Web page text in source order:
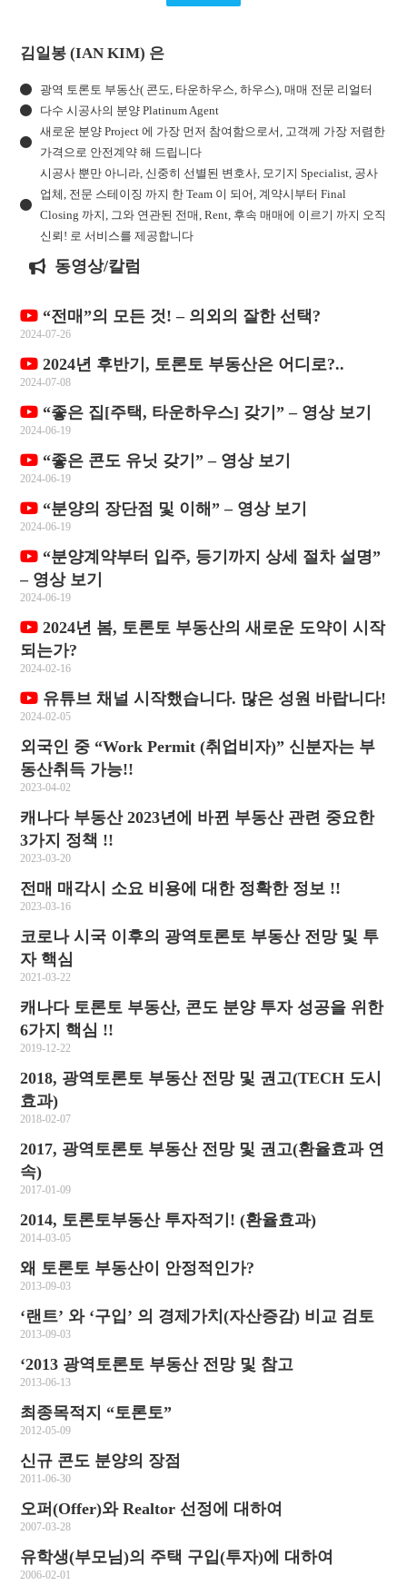
김일봉 (IAN KIM) 은
광역 토론토 부동산( 콘도, 타운하우스, 하우스), 매매 전문 리얼터
다수 시공사의 분양 Platinum Agent
새로운 분양 Project 에 가장 먼저 참여함으로서, 고객께 가장 저렴한
가격으로 안전계약 해 드립니다
시공사 뿐만 아니라, 신중히 선별된 변호사, 모기지 Specialist, 공사
업체, 전문 스테이징 까지 한 Team 이 되어, 계약시부터 Final
Closing 까지, 그와 연관된 전매, Rent, 후속 매매에 이르기 까지 오직
신뢰! 로 서비스를 제공합니다
동영상/칼럼
“전매”의 모든 것! – 의외의 잘한 선택?
2024-07-26
2024년 후반기, 토론토 부동산은 어디로?..
2024-07-08
“좋은 집[주택, 타운하우스] 갖기” – 영상 보기
2024-06-19
“좋은 콘도 유닛 갖기” – 영상 보기
2024-06-19
“분양의 장단점 및 이해” – 영상 보기
2024-06-19
“분양계약부터 입주, 등기까지 상세 절차 설명”
– 영상 보기
2024-06-19
2024년 봄, 토론토 부동산의 새로운 도약이 시작
되는가?
2024-02-16
유튜브 채널 시작했습니다. 많은 성원 바랍니다!
2024-02-05
외국인 중 “Work Permit (취업비자)” 신분자는 부
동산취득 가능!!
2023-04-02
캐나다 부동산 2023년에 바뀐 부동산 관련 중요한
3가지 정책 !!
2023-03-20
전매 매각시 소요 비용에 대한 정확한 정보 !!
2023-03-16
코로나 시국 이후의 광역토론토 부동산 전망 및 투
자 핵심
2021-03-22
캐나다 토론토 부동산, 콘도 분양 투자 성공을 위한
6가지 핵심 !!
2019-12-22
2018, 광역토론토 부동산 전망 및 권고(TECH 도시
효과)
2018-02-07
2017, 광역토론토 부동산 전망 및 권고(환율효과 연
속)
2017-01-09
2014, 토론토부동산 투자적기! (환율효과)
2014-03-05
왜 토론토 부동산이 안정적인가?
2013-09-03
‘랜트’ 와 ‘구입’ 의 경제가치(자산증감) 비교 검토
2013-09-03
‘2013 광역토론토 부동산 전망 및 참고
2013-06-13
최종목적지 “토론토”
2012-05-09
신규 콘도 분양의 장점
2011-06-30
오퍼(Offer)와 Realtor 선정에 대하여
2007-03-28
유학생(부모님)의 주택 구입(투자)에 대하여
2006-02-01